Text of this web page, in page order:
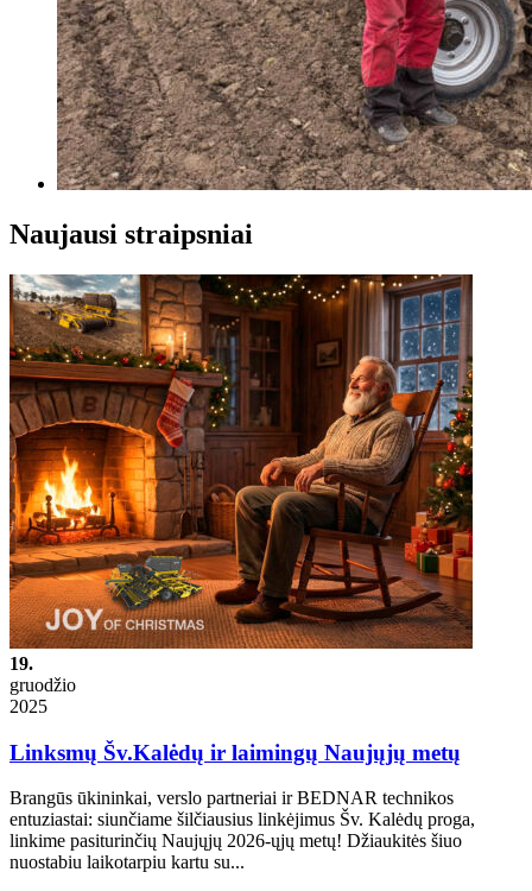
Naujausi straipsniai
19.
gruodžio
2025
Linksmų Šv.Kalėdų ir laimingų Naujųjų metų
Brangūs ūkininkai, verslo partneriai ir BEDNAR technikos
entuziastai: siunčiame šilčiausius linkėjimus Šv. Kalėdų proga,
linkime pasiturinčių Naujųjų 2026-ųjų metų! Džiaukitės šiuo
nuostabiu laikotarpiu kartu su...